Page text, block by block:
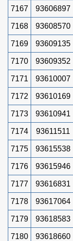
7167 93606897
7168 93608570
7169 93609135
7170 93609352
7171 93610007
7172 93610169
7173 93610941
7174 93611511
7175 93615538
7176 93615946
7177 93616831
7178 93617064
7179 93618583
7180 93618660